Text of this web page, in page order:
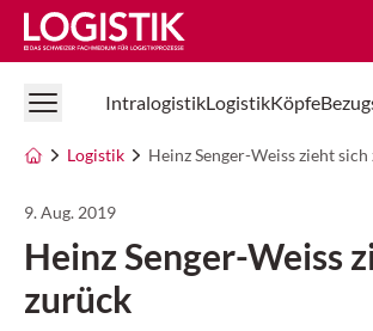
Logistik Online
IntralogistikLogistikKöpfe
Logistik Heinz Senger-Weiss zieht
9. Aug. 2019
Heinz Senger-Weiss
zurück